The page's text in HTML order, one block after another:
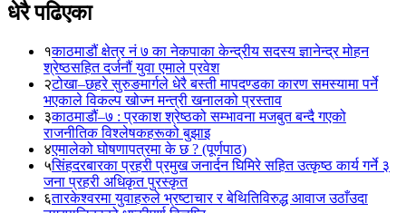
धेरै पढिएका
१काठमाडौं क्षेत्र नं ७ का नेकपाका केन्द्रीय सदस्य ज्ञानेन्द्र मोहन
श्रेष्ठसहित दर्जनौं युवा एमाले प्रवेश
२टोखा–छहरे सुरुङमार्गले धेरै बस्ती मापदण्डका कारण समस्यामा पर्ने
भएकाले विकल्प खोज्न मन्त्री खनालको प्रस्ताव
३काठमाडौं–७ : प्रकाश श्रेष्ठको सम्भावना मजबुत बन्दै गएको
राजनीतिक विश्लेषकहरूको बुझाइ
४एमालेको घोषणापत्रमा के छ ? (पूर्णपाठ)
५सिंहदरबारका प्रहरी प्रमुख जनार्दन घिमिरे सहित उत्कृष्ठ कार्य गर्ने ३
जना प्रहरी अधिकृत पुरस्कृत
६तारकेश्वरमा युवाहरुले भ्रष्टाचार र बेथितिविरुद्ध आवाज उठाँउदा